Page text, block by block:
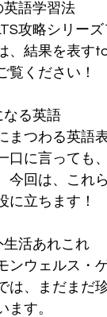
英語学習法
攻略シリー
、結果を表す
覧ください！
なる英語
まつわる英語
口に言っても
今回は、これ
に立ちます！
生活あれこれ
ンウェルス・
は、まだまだ
ます。